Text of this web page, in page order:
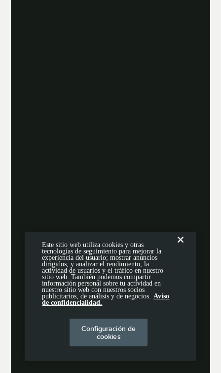
Este sitio web utiliza cookies y otras
tecnologías de seguimiento para mejorar la
experiencia del usuario; mostrar anuncios
dirigidos; y analizar el rendimiento, la
actividad de usuarios y el tráfico en nuestro
sitio web. También podemos compartir
información personal sobre tu actividad en
nuestro sitio web con nuestros socios
publicitarios, de análisis y de negocios. Aviso
de confidencialidad.
Configuración de
cookies